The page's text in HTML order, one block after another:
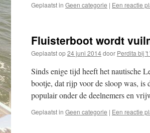
Geplaatst in Geen categorie | Een reactie
Fluisterboot wordt
Geplaatst op24 juni 2014door Perdita bij 't
Sinds enige tijd heeft het nautische
bootje, dat rijp voor de sloop was,
populair onder de deelnemers en
Geplaatst in Geen categorie | Een reactie